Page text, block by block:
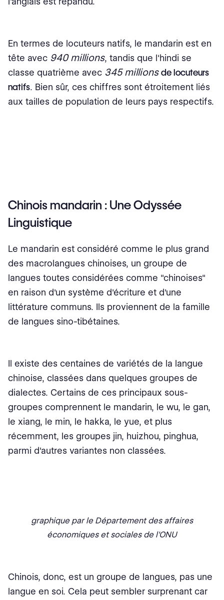
En termes de locuteurs natifs, le mandarin est en
tête avec 940 millions, tandis que l'hindi se
classe quatrième avec 345 millions de locuteurs
natifs. Bien sûr, ces chiffres sont étroitement liés
aux tailles de population de leurs pays respectifs.
Chinois mandarin : Une Odyssée
Linguistique
Le mandarin est considéré comme le plus grand
des macrolangues chinoises, un groupe de
langues toutes considérées comme "chinoises"
en raison d'un système d'écriture et d'une
littérature communs. Ils proviennent de la famille
de langues sino-tibétaines.
Il existe des centaines de variétés de la langue
chinoise, classées dans quelques groupes de
dialectes. Certains de ces principaux sous-
groupes comprennent le mandarin, le wu, le gan,
le xiang, le min, le hakka, le yue, et plus
récemment, les groupes jin, huizhou, pinghua,
parmi d'autres variantes non classées.
graphique par le Département des affaires
économiques et sociales de l'ONU
Chinois, donc, est un groupe de langues, pas une
langue en soi. Cela peut sembler surprenant car